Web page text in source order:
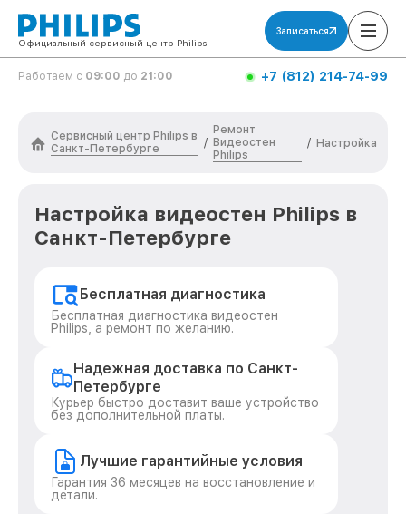
Официальный сервисный центр Philips
Записаться
Работаем с 09:00 до 21:00 +7 (812) 214-74-99
Сервисный центр Philips в
Санкт-Петербурге
/
Ремонт
Видеостен
Philips
/ Настройка
Настройка видеостен Philips в
Санкт-Петербурге
Бесплатная диагностика
Бесплатная диагностика видеостен
Philips, а ремонт по желанию.
Надежная доставка по Санкт-
Петербурге
Курьер быстро доставит ваше устройство
без дополнительной платы.
Лучшие гарантийные условия
Гарантия 36 месяцев на восстановление и
детали.